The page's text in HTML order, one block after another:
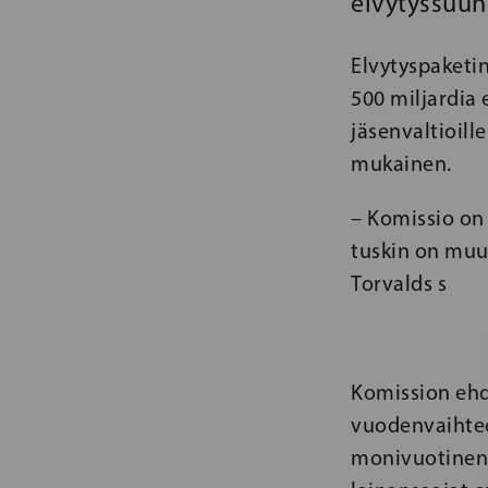
500 miljardia
mukainen.
– Komissio
tuskin on
Torvalds s
Komission